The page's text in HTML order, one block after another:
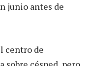
junio antes de
centro de